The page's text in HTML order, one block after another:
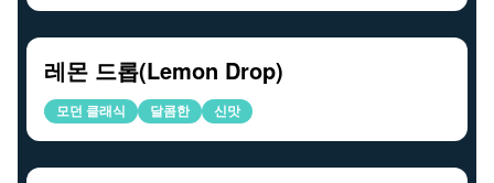
레몬 드롭(Lemon Drop)
모던 클래식 달콤한 신맛